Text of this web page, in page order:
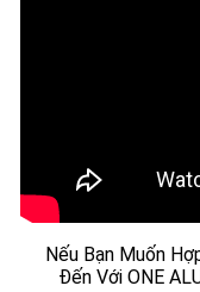
Nếu Bạn Muốn
Đến Với ONE